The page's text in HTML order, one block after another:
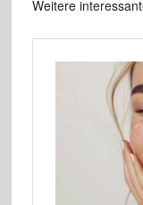
Weitere